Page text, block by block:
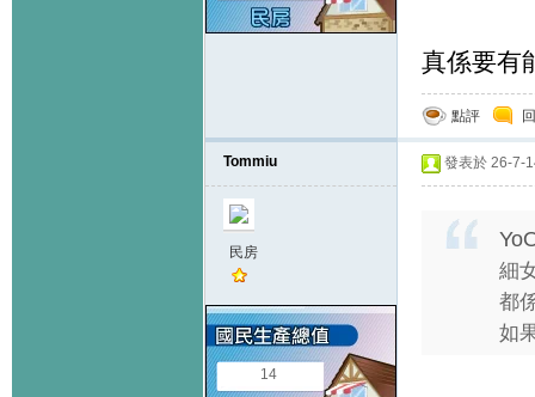
真係要有
點評
Tommiu
民房
14
發表於 26-7-
細
都
如